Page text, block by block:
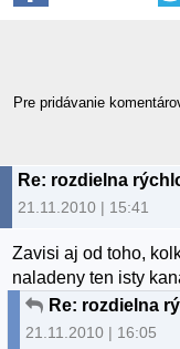
Pre pridávanie
Re: rozdielna
21.11.2010 | 15:41
Zavisi aj od toho,
naladeny ten isty
Re: rozdielna
21.11.2010 | 16:05